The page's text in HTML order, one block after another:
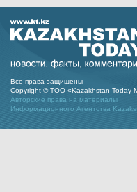
Все права защишены
Copyright © ТОО «Kazakhstan Today
Авторские права на материалы
Информационного Агентства